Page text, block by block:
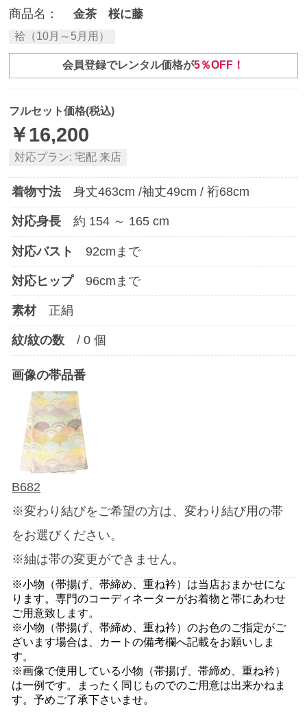
商品名： 金茶 桜に藤
袷（10月～5月用）
会員登録でレンタル価格が5％OFF！
フルセット価格(税込)
￥16,200
対応プラン: 宅配 来店
着物寸法 身丈463cm /袖丈49cm / 裄68cm
対応身長 約 154 ～ 165 cm
対応バスト 92cmまで
対応ヒップ 96cmまで
素材 正絹
紋/紋の数 /0 個
画像の帯品番
B682
※変わり結びをご希望の方は、変わり結び用の帯
をお選びください。
※紬は帯の変更ができません。
※小物（帯揚げ、帯締め、重ね衿）は当店おまかせにな
ります。専門のコーディネーターがお着物と帯にあわせ
ご用意致します。
※小物（帯揚げ、帯締め、重ね衿）のお色のご指定がご
ざいます場合は、カートの備考欄へ記載をお願いしま
す。
※画像で使用している小物（帯揚げ、帯締め、重ね衿）
は一例です。まったく同じものでのご用意は出来かねま
す。予めご了承下さいませ。